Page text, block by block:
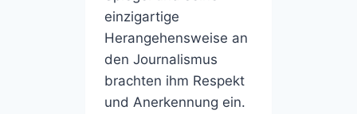
einzigartige
Herangehensweise an
den Journalismus
brachten ihm Respekt
und Anerkennung ein.